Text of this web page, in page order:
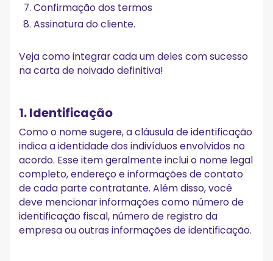
Confirmação dos termos
Assinatura do cliente.
Veja como integrar cada um deles com sucesso
na carta de noivado definitiva!
1. Identificação
Como o nome sugere, a cláusula de identificação
indica a identidade dos indivíduos envolvidos no
acordo. Esse item geralmente inclui o nome legal
completo, endereço e informações de contato
de cada parte contratante. Além disso, você
deve mencionar informações como número de
identificação fiscal, número de registro da
empresa ou outras informações de identificação.